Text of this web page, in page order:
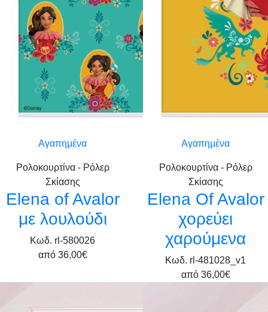
Αγαπημένα
Ρολοκουρτίνα - Ρόλερ
Σκίασης
Elena of Avalor
με λουλούδι
Κωδ. rl-580026
από 36,00€
Αγαπημένα
Ρολοκουρτίνα - Ρόλερ
Σκίασης
Elena Of Avalor
χορεύει
χαρούμενα
Κωδ. rl-481028_v1
από 36,00€